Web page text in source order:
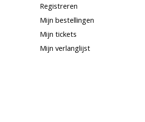
Registreren
Mijn bestellingen
Mijn tickets
Mijn verlanglijst